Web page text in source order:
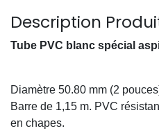
Description
Tube PVC blanc spécial
Diamètre 50.80 mm (2
Barre de 1,15 m. PVC
en chapes.